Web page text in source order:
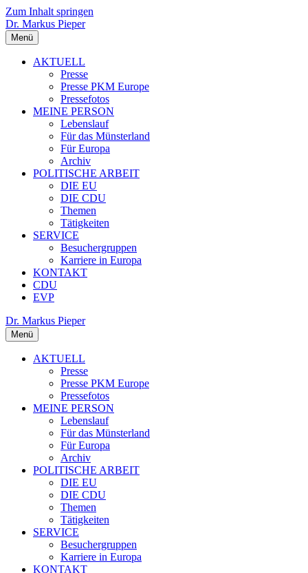
Zum Inhalt springen
Dr. Markus Pieper
Menü
AKTUELL
Presse
Presse PKM Europe
Pressefotos
MEINE PERSON
Lebenslauf
Für das Münsterland
Für Europa
Archiv
POLITISCHE ARBEIT
DIE EU
DIE CDU
Themen
Tätigkeiten
SERVICE
Besuchergruppen
Karriere in Europa
KONTAKT
CDU
EVP
Dr. Markus Pieper
Menü
AKTUELL
Presse
Presse PKM Europe
Pressefotos
MEINE PERSON
Lebenslauf
Für das Münsterland
Für Europa
Archiv
POLITISCHE ARBEIT
DIE EU
DIE CDU
Themen
Tätigkeiten
SERVICE
Besuchergruppen
Karriere in Europa
KONTAKT